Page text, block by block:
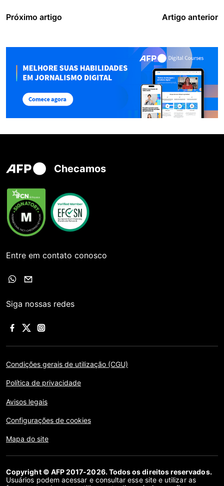
Próximo artigo Artigo anterior
Checamos
Entre em contato conosco
Siga nossas redes
Condições gerais de utilização (CGU)
Política de privacidade
Avisos legais
Configurações de cookies
Mapa do site
Copyright © AFP 2017-2026. Todos os direitos reservados.
Usuários podem acessar e consultar esse site e utilizar as